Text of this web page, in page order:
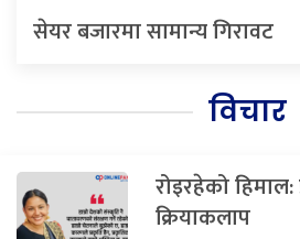
सेयर बजारमा सामान्य गिरावट
विचार
रोइरहेको
क्रियाकलाप